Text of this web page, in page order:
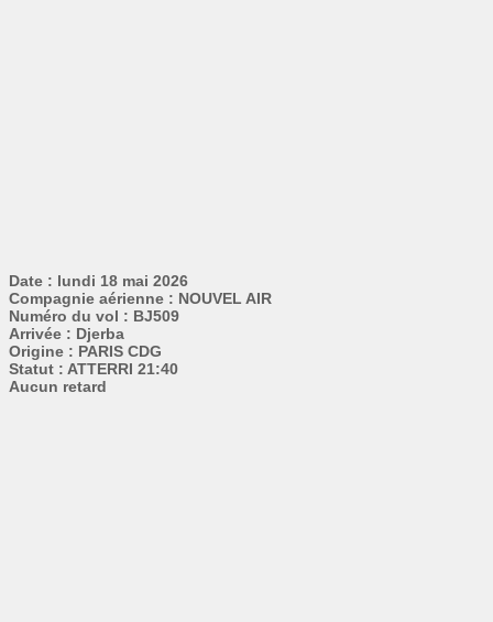
Date : lundi 18 mai 2026
Compagnie aérienne : NOUVEL AIR
Numéro du vol : BJ509
Arrivée : Djerba
Origine : PARIS CDG
Statut : ATTERRI 21:40
Aucun retard